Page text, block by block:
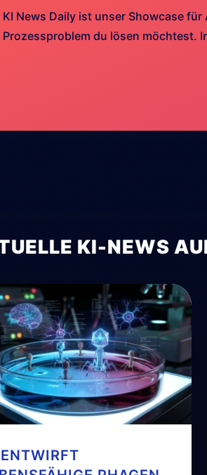
KI News Daily ist unser Showcase
Prozessproblem du lösen möchtest.
KI-NEWS